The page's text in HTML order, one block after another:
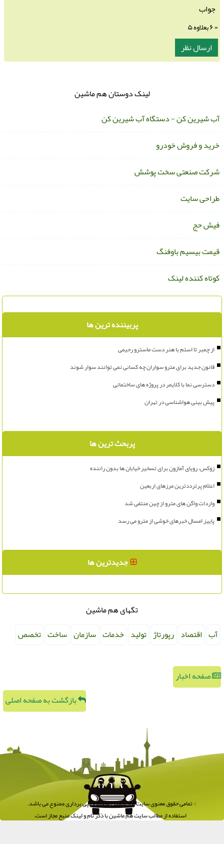
لینک دوستان هم ماشین
شیرین کن - دستگاه آب شیرین کن
و فروش خودرو
صنعتی سخت پوشش
سایت
حج
بیسیم باوفنگ
کننده لینک
پربیننده ترین ها
از چمبر تا استم با هنر دست ماسترو رحیمی
قانون جدید برای مترو سواران چه کسانی نمی توانند سوار شوند
دسترسی نما با کلایمر در پروژه های ساختمانی
پیش بینی هواشناسی در تهران
پربحث ترین ها
زوکس، رویای آمازون برای تسخیر خیابان ها بدون راننده
اعلام پرترددترین مرزهای اربعین
واردات واگن های مترو از چین منتفی شد
پاییز امسال خبرهای خوشی از مترو می رسد
جدیدترین ها
تگهای هم ماشین
آب
اقتصاد رپورتاژ تولید خدمات سازمان ساخت تخصص
صفحه اخبار
بازگشت به صفحه اصلی
© تمامی حقوق معنوی سایت هم ماشین محفوظ و کپی برداری ممنوع می باشد.
استفاده از مطالب سایت هم ماشین با ذکر نام و لینک منبع مجاز است.